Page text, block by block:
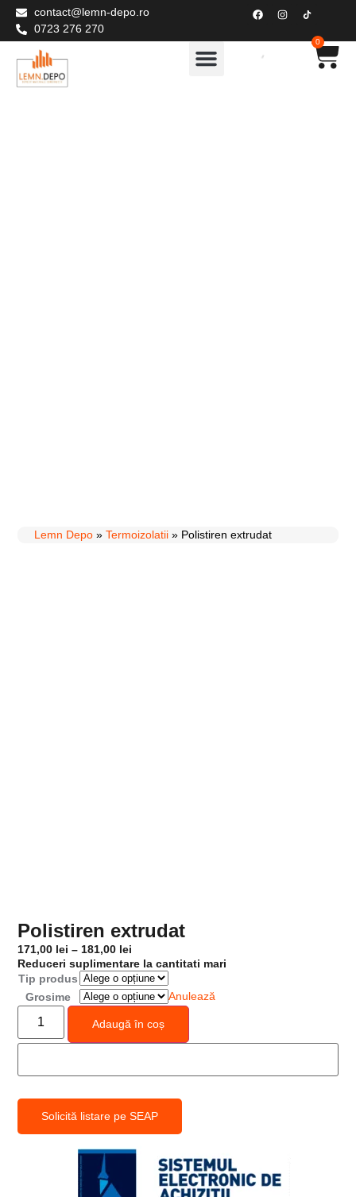
contact@lemn-depo.ro
0723 276 270
0
Lemn Depo» Termoizolatii» Polistiren extrudat
Polistiren extrudat
171,00 lei – 181,00 lei
Reduceri suplimentare la cantitati mari
Tip produs
Grosime
Anulează
Adaugă în coș
Solicită listare pe SEAP